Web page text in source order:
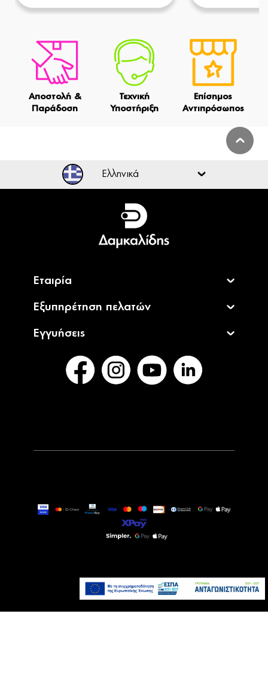
Αποστολή &
Παράδοση
Τεχνική
Υποστήριξη
Επίσημος
Αντιπρόσωπος
Προσθήκη στο καλάθι
Ελληνικά
Ελληνικά
English
Εταιρία
Εξυπηρέτηση πελατών
Εγγυήσεις